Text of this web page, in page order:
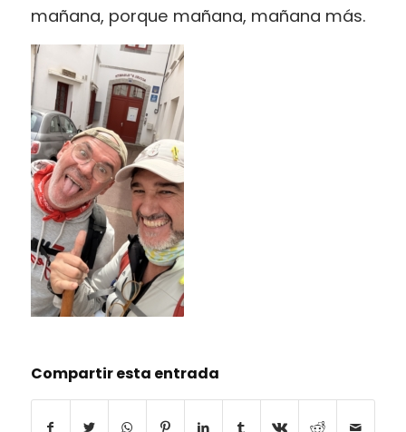
mañana, porque mañana, mañana más.
Compartir esta entrada